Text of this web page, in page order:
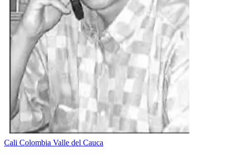
Cali Colombia Valle del Cauca